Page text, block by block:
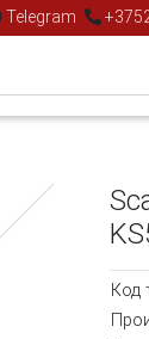
Telegram
Код